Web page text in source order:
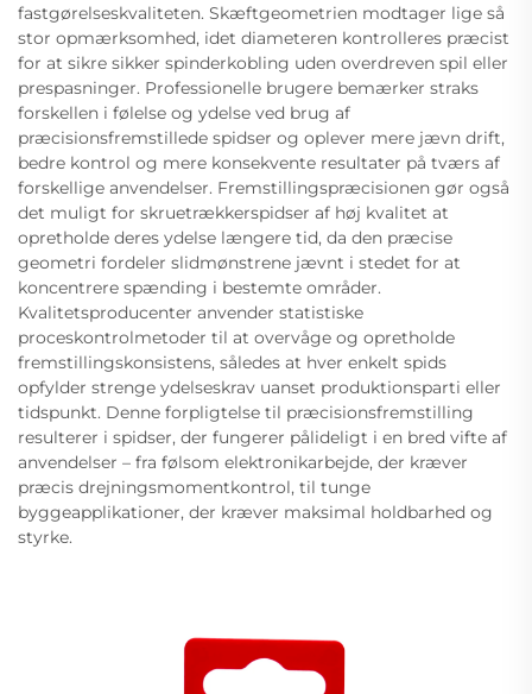
fastgørelseskvaliteten. Skæftgeometrien modtager lige så
stor opmærksomhed, idet diameteren kontrolleres præcist
for at sikre sikker spinderkobling uden overdreven spil eller
prespasninger. Professionelle brugere bemærker straks
forskellen i følelse og ydelse ved brug af
præcisionsfremstillede spidser og oplever mere jævn drift,
bedre kontrol og mere konsekvente resultater på tværs af
forskellige anvendelser. Fremstillingspræcisionen gør også
det muligt for skruetrækkerspidser af høj kvalitet at
opretholde deres ydelse længere tid, da den præcise
geometri fordeler slidmønstrene jævnt i stedet for at
koncentrere spænding i bestemte områder.
Kvalitetsproducenter anvender statistiske
proceskontrolmetoder til at overvåge og opretholde
fremstillingskonsistens, således at hver enkelt spids
opfylder strenge ydelseskrav uanset produktionsparti eller
tidspunkt. Denne forpligtelse til præcisionsfremstilling
resulterer i spidser, der fungerer pålideligt i en bred vifte af
anvendelser – fra følsom elektronikarbejde, der kræver
præcis drejningsmomentkontrol, til tunge
byggeapplikationer, der kræver maksimal holdbarhed og
styrke.